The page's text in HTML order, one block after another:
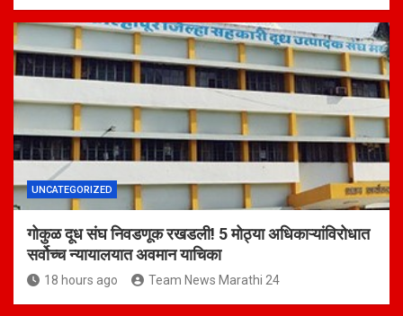
UNCATEGORIZED
गोकुळ दूध संघ निवडणूक रखडली! 5 मोठ्या अधिकाऱ्यांविरोधात
सर्वोच्च न्यायालयात अवमान याचिका
18 hours ago Team News Marathi 24